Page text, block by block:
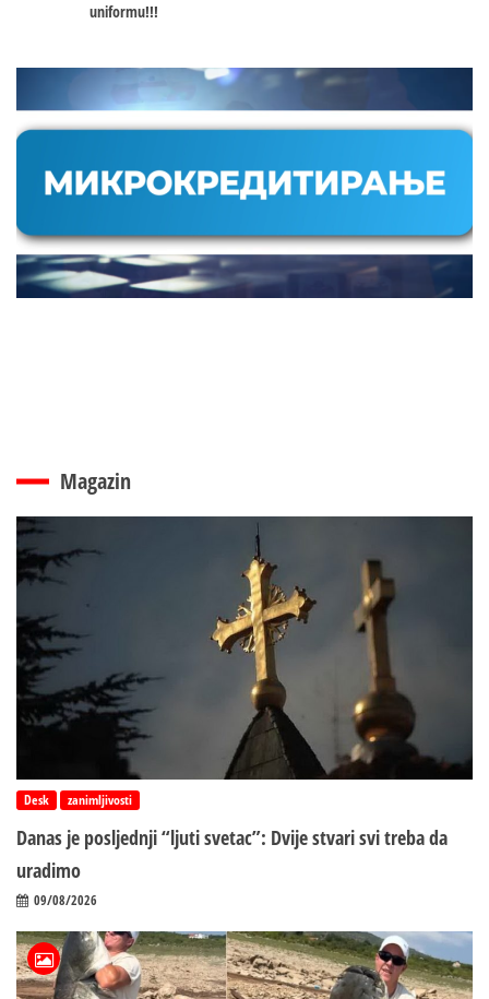
uniformu!!!
Magazin
Desk zanimljivosti
Danas je posljednji “ljuti svetac”: Dvije stvari svi treba da
uradimo
09/08/2026